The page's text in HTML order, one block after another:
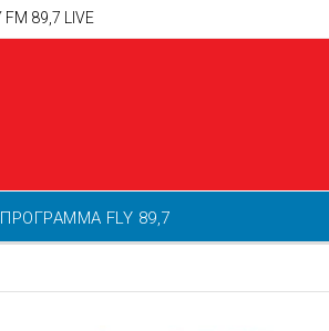
FM 89,7 LIVE
ΠΡΟΓΡΑΜΜΑ FLY 89,7